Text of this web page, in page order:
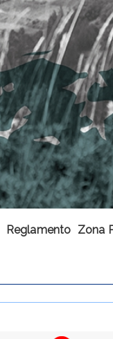
Reglamento Zona